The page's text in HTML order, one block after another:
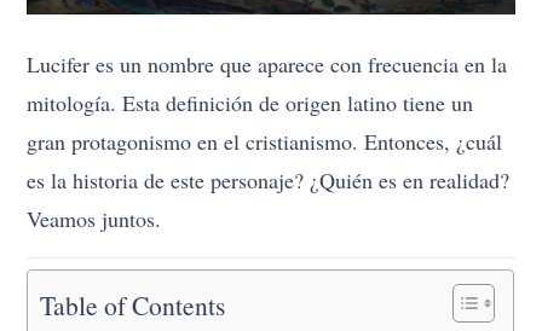
Lucifer es un nombre que aparece con frecuencia en la
mitología. Esta definición de origen latino tiene un
gran protagonismo en el cristianismo. Entonces, ¿cuál
es la historia de este personaje? ¿Quién es en realidad?
Veamos juntos.
Table of Contents